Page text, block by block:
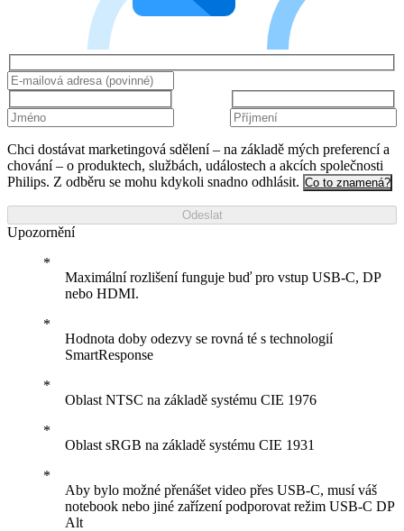
Chci dostávat marketingová sdělení – na základě mých preferencí a
chování – o produktech, službách, událostech a akcích společnosti
Philips. Z odběru se mohu kdykoli snadno odhlásit. Co to znamená?
Odeslat
Upozornění
Maximální rozlišení funguje buď pro vstup USB-C, DP
nebo HDMI.
Hodnota doby odezvy se rovná té s technologií
SmartResponse
Oblast NTSC na základě systému CIE 1976
Oblast sRGB na základě systému CIE 1931
Aby bylo možné přenášet video přes USB-C, musí váš
notebook nebo jiné zařízení podporovat režim USB-C DP
Alt